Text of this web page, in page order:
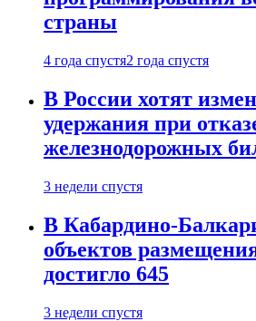
страны
4 года спустя2 года спустя
В России хотят
удержания при
железнодорожных
3 недели спустя
В Кабардино-
объектов
достигло 645
3 недели спустя